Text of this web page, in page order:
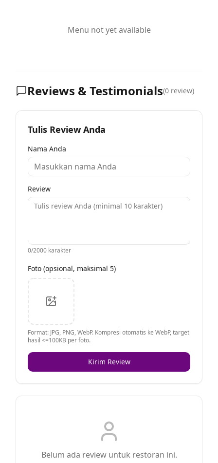
Menu not yet available
Reviews & Testimonials(0 review)
Tulis Review Anda
Nama Anda
Review
0/2000 karakter
Foto (opsional, maksimal 5)
Format: JPG, PNG, WebP. Kompresi otomatis ke WebP, target
hasil <=100KB per foto.
Kirim Review
Belum ada review untuk restoran ini.